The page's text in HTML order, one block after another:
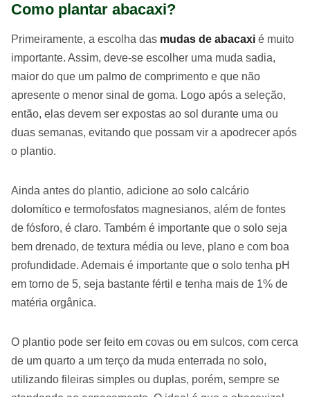
Como plantar abacaxi?
Primeiramente, a escolha das mudas de abacaxi é muito
importante. Assim, deve-se escolher uma muda sadia,
maior do que um palmo de comprimento e que não
apresente o menor sinal de goma. Logo após a seleção,
então, elas devem ser expostas ao sol durante uma ou
duas semanas, evitando que possam vir a apodrecer após
o plantio.
Ainda antes do plantio, adicione ao solo calcário
dolomítico e termofosfatos magnesianos, além de fontes
de fósforo, é claro. Também é importante que o solo seja
bem drenado, de textura média ou leve, plano e com boa
profundidade. Ademais é importante que o solo tenha pH
em torno de 5, seja bastante fértil e tenha mais de 1% de
matéria orgânica.
O plantio pode ser feito em covas ou em sulcos, com cerca
de um quarto a um terço da muda enterrada no solo,
utilizando fileiras simples ou duplas, porém, sempre se